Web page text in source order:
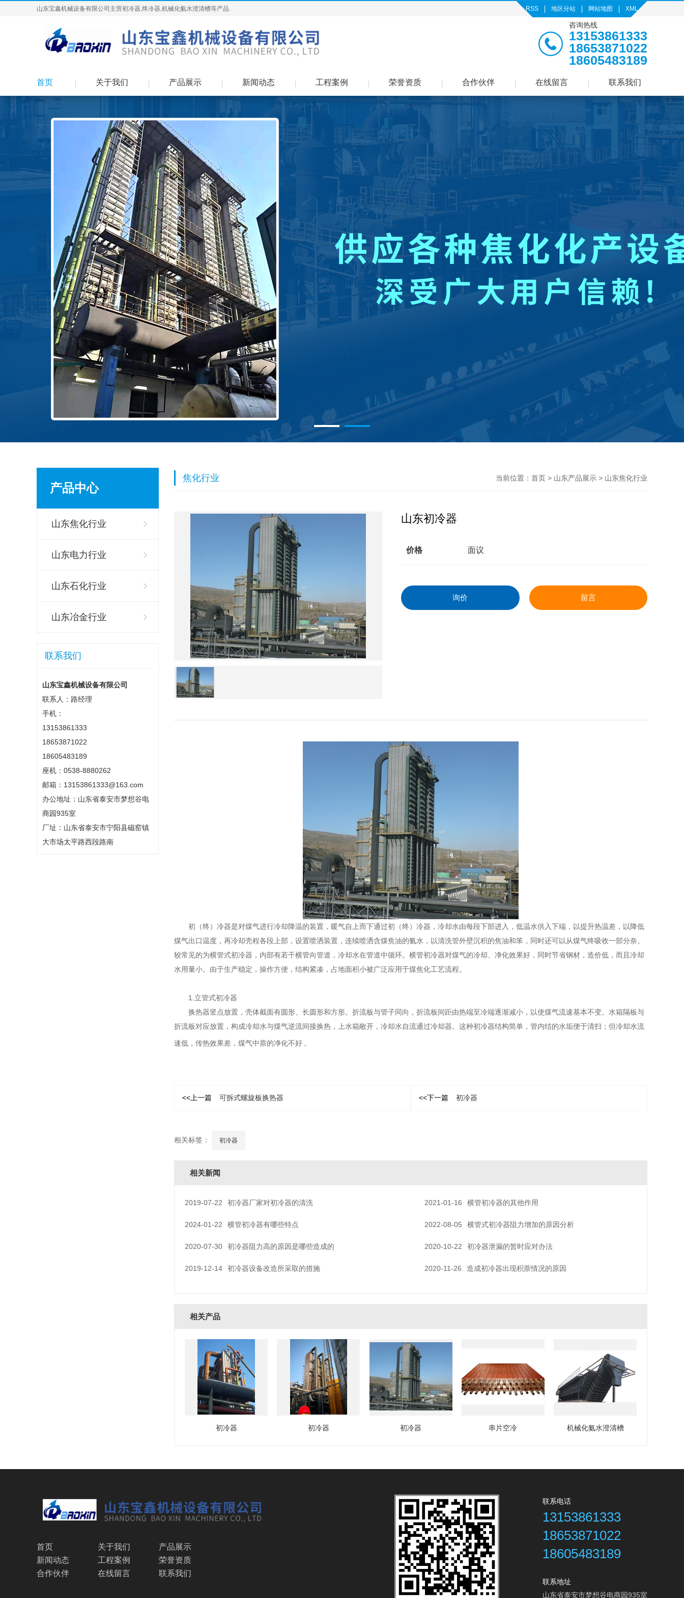
山东宝鑫机械设备有限公司主营初冷器,终冷器,机械化氨水澄清槽等产品. RSS 地区分站 网站地图 XML
咨询热线
13153861333
18653871022
18605483189
首页 关于我们 产品展示 新闻动态 工程案例 荣誉资质 合作伙伴 在线留言 联系我们
产品中心
山东焦化行业
山东电力行业
山东石化行业
山东冶金行业
联系我们
山东宝鑫机械设备有限公司
联系人：路经理
手机：
13153861333
18653871022
18605483189
座机：0538-8880262
邮箱：13153861333@163.com
办公地址：山东省泰安市梦想谷电
商园935室
厂址：山东省泰安市宁阳县磁窑镇
大市场太平路西段路南
当前位置： 首页 > 山东产品展示 > 山东焦化行业
焦化行业
山东初冷器
价格 面议
询价 留言
初（终）冷器是对煤气进行冷却降温的装置，暖气自上而下通过初（终）冷器，冷却水由每段下部进入，低温水供入下端，以提升热温差，以降低
煤气出口温度，再冷却壳程各段上部，设置喷洒装置，连续喷洒含煤焦油的氨水，以清洗管外壁沉积的焦油和笨，同时还可以从煤气终吸收一部分奈。
较常见的为横管式初冷器，内部有若干横管向管道，冷却水在管道中循环。横管初冷器对煤气的冷却、净化效果好，同时节省钢材，造价低，而且冷却
水用量小。由于生产稳定，操作方便，结构紧凑，占地面积小被广泛应用于煤焦化工艺流程。
1.立管式初冷器
换热器竖点放置，壳体截面有圆形、长圆形和方形。折流板与管子同向，折流板间距由热端至冷端逐渐减小，以使煤气流速基本不变。水箱隔板与
折流板对应放置，构成冷却水与煤气逆流间接换热，上水箱敞开，冷却水自流通过冷却器。这种初冷器结构简单，管内结的水垢便于清扫；但冷却水流
速低，传热效果差，煤气中萘的净化不好 。
<<上一篇 可拆式螺旋板换热器 <<下一篇 初冷器
相关标签： 初冷器
相关新闻
2019-07-22 初冷器厂家对初冷器的清洗 2021-01-16 横管初冷器的其他作用
2024-01-22 横管初冷器有哪些特点 2022-08-05 横管式初冷器阻力增加的原因分析
2020-07-30 初冷器阻力高的原因是哪些造成的 2020-10-22 初冷器泄漏的暂时应对办法
2019-12-14 初冷器设备改造所采取的措施 2020-11-26 造成初冷器出现积萘情况的原因
相关产品
初冷器 初冷器 初冷器 串片空冷 机械化氨水澄清槽
首页 关于我们
产品展示
新闻动态
工程案例
荣誉资质
合作伙伴
在线留言 联系我们
联系电话
13153861333
18653871022
18605483189
联系地址
山东省泰安市梦想谷电商园935室